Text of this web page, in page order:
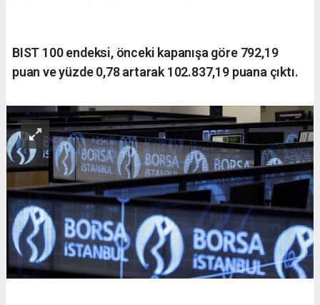
BIST 100 endeksi, önceki kapanışa göre 792,19
puan ve yüzde 0,78 artarak 102.837,19 puana çıktı.